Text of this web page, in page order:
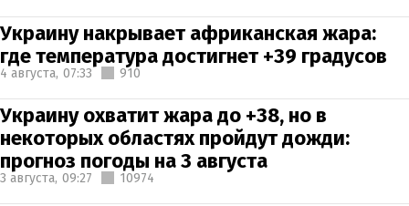
Украину накрывает африканская жара:
где температура достигнет +39 градусов
4 августа, 07:33 910
Украину охватит жара до +38, но в
некоторых областях пройдут дожди:
прогноз погоды на 3 августа
3 августа, 09:27 10974